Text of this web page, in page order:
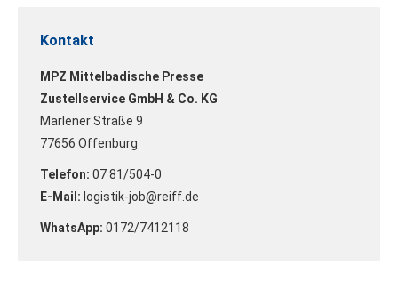
Kontakt
MPZ Mittelbadische Presse
Zustellservice GmbH & Co. KG
Marlener Straße 9
77656 Offenburg
Telefon: 07 81/504-0
E-Mail: logistik-job@reiff.de
WhatsApp: 0172/7412118